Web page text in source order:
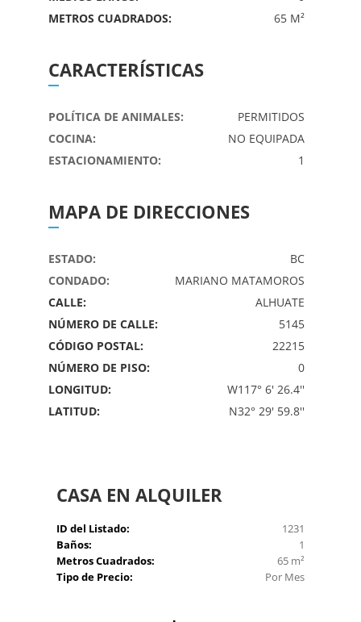
METROS CUADRADOS:
65 M²
CARACTERÍSTICAS
POLÍTICA DE ANIMALES:
PERMITIDOS
COCINA:
NO EQUIPADA
ESTACIONAMIENTO:
1
MAPA DE DIRECCIONES
ESTADO:
BC
CONDADO:
MARIANO MATAMOROS
CALLE:
ALHUATE
NÚMERO DE CALLE:
5145
CÓDIGO POSTAL:
22215
NÚMERO DE PISO:
0
LONGITUD:
W117° 6' 26.4''
LATITUD:
N32° 29' 59.8''
CASAEN ALQUILER
ID del Listado:
1231
Baños:
1
Metros Cuadrados:
65 m²
Tipo de Precio:
Por Mes